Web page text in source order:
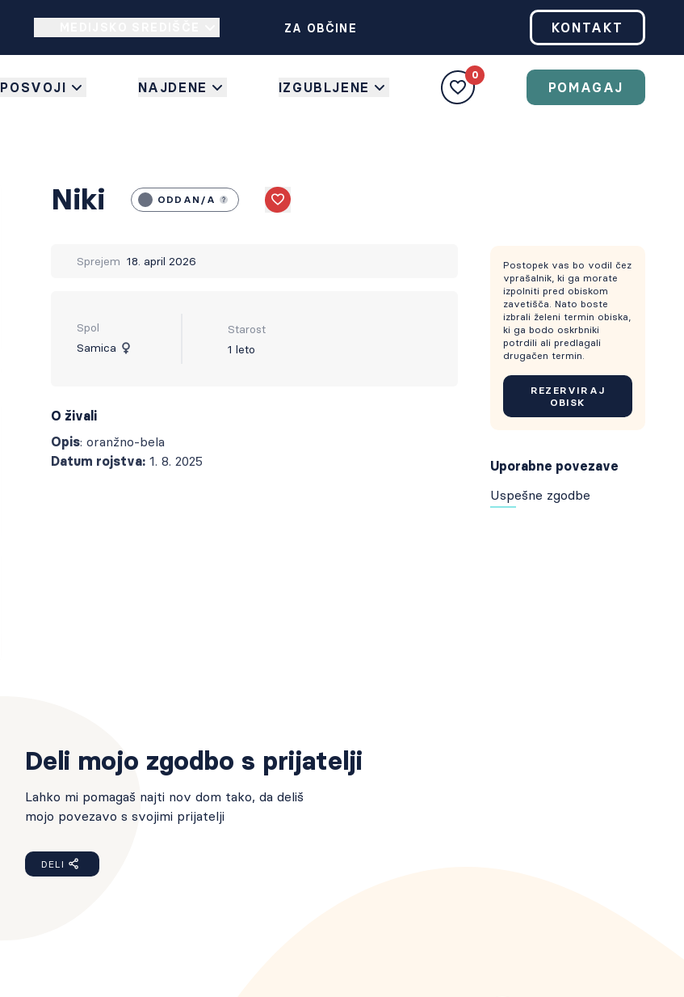
ZA OBČINE KONTAKT
POSVOJI NAJDENE IZGUBLJENE
0
POMAGAJ
Niki Like
ODDAN/A
Sprejem 18. april 2026
Spol
Samica
Starost
1 leto
O živali
Opis: oranžno-bela
Datum rojstva: 1. 8. 2025
Postopek vas bo vodil čez
vprašalnik, ki ga morate
izpolniti pred obiskom
zavetišča. Nato boste
izbrali želeni termin obiska,
ki ga bodo oskrbniki
potrdili ali predlagali
drugačen termin.
REZERVIRAJ
OBISK
Uporabne povezave
Uspešne zgodbe
Deli mojo zgodbo s prijatelji
Lahko mi pomagaš najti nov dom tako, da deliš
mojo povezavo s svojimi prijatelji
DELI